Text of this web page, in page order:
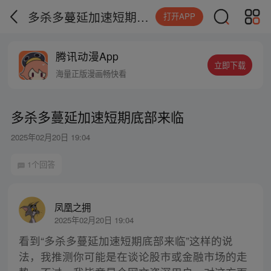
多杀多蔓延加速短期底部来临 打开APP
腾讯动漫App
海量正版漫画畅快看
立即下载
多杀多蔓延加速短期底部来临
2025年02月20日 19:04
1个回答
凤凰之拥
2025年02月20日 19:04
看到“多杀多蔓延加速短期底部来临”这样的说
法，我推测你可能是在谈论股市或金融市场的走